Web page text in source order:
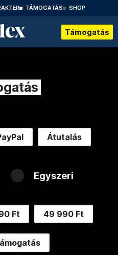
TÁMOGATÁS SHOP
Támogatás
Átutalás
Egyszeri
Ft 49 990 Ft